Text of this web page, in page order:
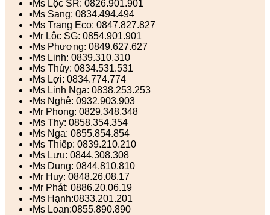
▪️Ms Lộc SR: 0826.901.901
▪️Ms Sang: 0834.494.494
▪️Ms Trang Eco: 0847.827.827
▪️Mr Lộc SG: 0854.901.901
▪️Ms Phượng: 0849.627.627
▪️Ms Linh: 0839.310.310
▪️Ms Thúy: 0834.531.531
▪️Ms Lợi: 0834.774.774
▪️Ms Linh Nga: 0838.253.253
▪️Ms Nghệ: 0932.903.903
▪️Mr Phong: 0829.348.348
▪️Ms Thy: 0858.354.354
▪️Ms Nga: 0855.854.854
▪️Ms Thiếp: 0839.210.210
▪️Ms Lưu: 0844.308.308
▪️Ms Dung: 0844.810.810
▪️Mr Huy: 0848.26.08.17
▪️Mr Phát: 0886.20.06.19
▪️Ms Hạnh:0833.201.201
▪️Ms Loan:0855.890.890